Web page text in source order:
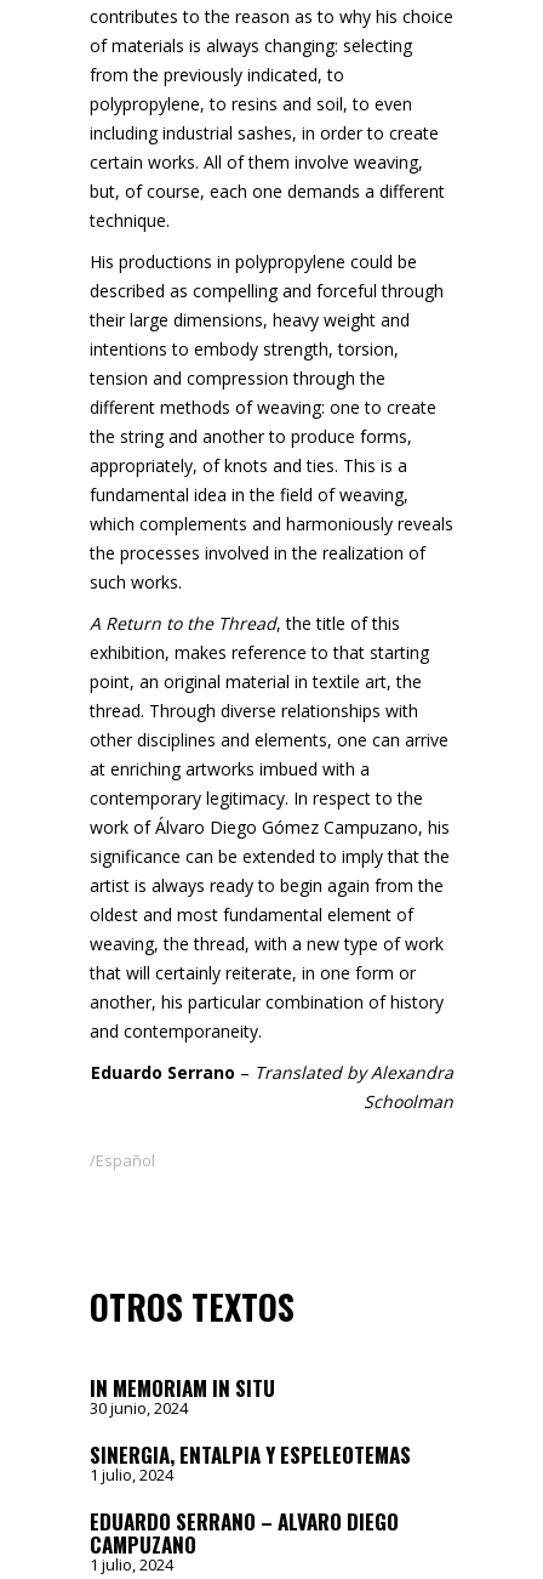
contributes to the reason as to why his choice
of materials is always changing: selecting
from the previously indicated, to
polypropylene, to resins and soil, to even
including industrial sashes, in order to create
certain works. All of them involve weaving,
but, of course, each one demands a different
technique.
His productions in polypropylene could be
described as compelling and forceful through
their large dimensions, heavy weight and
intentions to embody strength, torsion,
tension and compression through the
different methods of weaving: one to create
the string and another to produce forms,
appropriately, of knots and ties. This is a
fundamental idea in the field of weaving,
which complements and harmoniously reveals
the processes involved in the realization of
such works.
A Return to the Thread, the title of this
exhibition, makes reference to that starting
point, an original material in textile art, the
thread. Through diverse relationships with
other disciplines and elements, one can arrive
at enriching artworks imbued with a
contemporary legitimacy. In respect to the
work of Álvaro Diego Gómez Campuzano, his
significance can be extended to imply that the
artist is always ready to begin again from the
oldest and most fundamental element of
weaving, the thread, with a new type of work
that will certainly reiterate, in one form or
another, his particular combination of history
and contemporaneity.
Eduardo Serrano – Translated by Alexandra
Schoolman
Español
OTROS TEXTOS
IN MEMORIAM IN SITU
30 junio, 2024
SINERGIA, ENTALPIA Y ESPELEOTEMAS
1 julio, 2024
EDUARDO SERRANO – ALVARO DIEGO
CAMPUZANO
1 julio, 2024